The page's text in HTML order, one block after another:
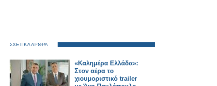
ΣΧΕΤΙΚΑ ΑΡΘΡΑ
«Καλημέρα Ελλάδα»:
Στον αέρα το
χιουμοριστικό trailer